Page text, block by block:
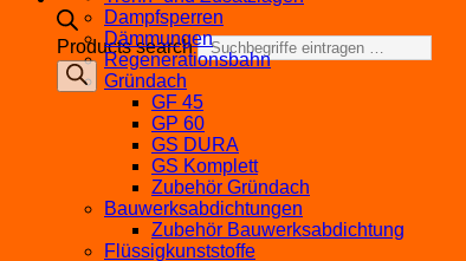
Products search
Dampfsperren
Dämmungen
Regenerationsbahn
Gründach
GF 45
GP 60
GS DURA
GS Komplett
Zubehör Gründach
Bauwerksabdichtungen
Zubehör Bauwerksabdichtung
Flüssigkunststoffe